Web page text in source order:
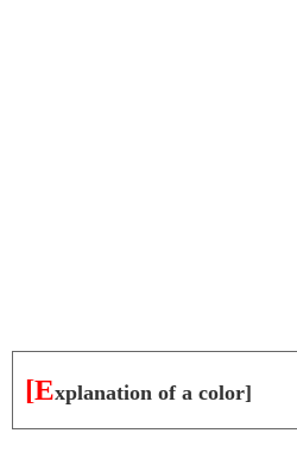
[Explanation of a color]